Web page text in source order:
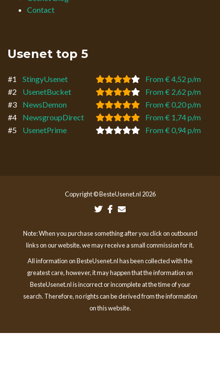
Contact
Usenet top 5
#1 StingyUsenet
From € 4,52 p/m
#2
UsenetBucket
From € 2,62 p/m
#3
NewsDemon
From € 0,20 p/m
#4
NewsgroupDirect
From € 1,74 p/m
#5
UsenetPrime From € 0,94 p/m
Copyright © BesteUsenet.nl 2026
Note: When you purchase something after you click on outbound
links on our website, we may receive a small commission for it.
All information on BesteUsenet.nl has been collected with the
greatest care, however, it may happen that the information on
BesteUsenet.nl is incorrect or incomplete at the time of your
search. Therefore, no rights can be derived from the information
on this website.